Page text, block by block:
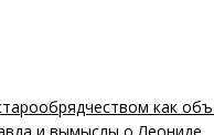
как
и вымыслы о Леониде